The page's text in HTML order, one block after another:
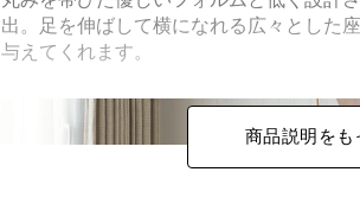
出。足を伸ばして横になれる広々とした
与えてくれます。
商品説明をも